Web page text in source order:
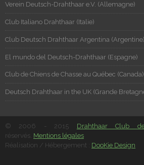
Verein Deutsch-Drahthaar e.V. (Allemagne)
Club Italiano Drahthaar (Italie)
Club Deutsch Drahthaar Argentina (Argentine)
El mundo del Deutsch-Drahthaar (Espagne)
Club de Chiens de Chasse au Québec (Canada)
Deutsch Drahthaar in the UK (Grande
© 2006 - 2015 Drahthaar Club
réservés. Mentions légales
Réalisation / Hébergement : DooKie Design